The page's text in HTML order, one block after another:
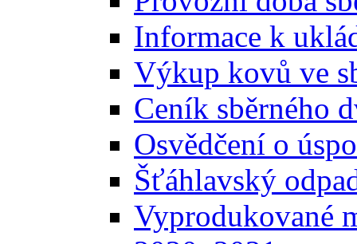
Informace k
Výkup kovů ve
Ceník sběrného
Osvědčení o
Šťáhlavský
Vyprodukované